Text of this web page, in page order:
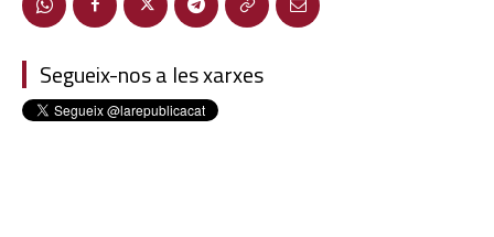
Segueix-nos a les xarxes